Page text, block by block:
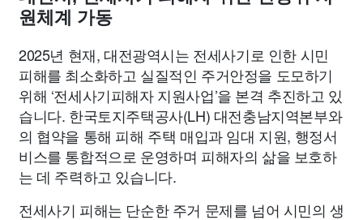
원체계 가동
2025년 현재, 대전광역시는 전세사기로 인한 시민
피해를 최소화하고 실질적인 주거안정을 도모하기
위해 ‘전세사기피해자 지원사업’을 본격 추진하고 있
습니다. 한국토지주택공사(LH) 대전충남지역본부와
의 협약을 통해 피해 주택 매입과 임대 지원, 행정서
비스를 통합적으로 운영하며 피해자의 삶을 보호하
는 데 주력하고 있습니다.
전세사기 피해는 단순한 주거 문제를 넘어 시민의 생